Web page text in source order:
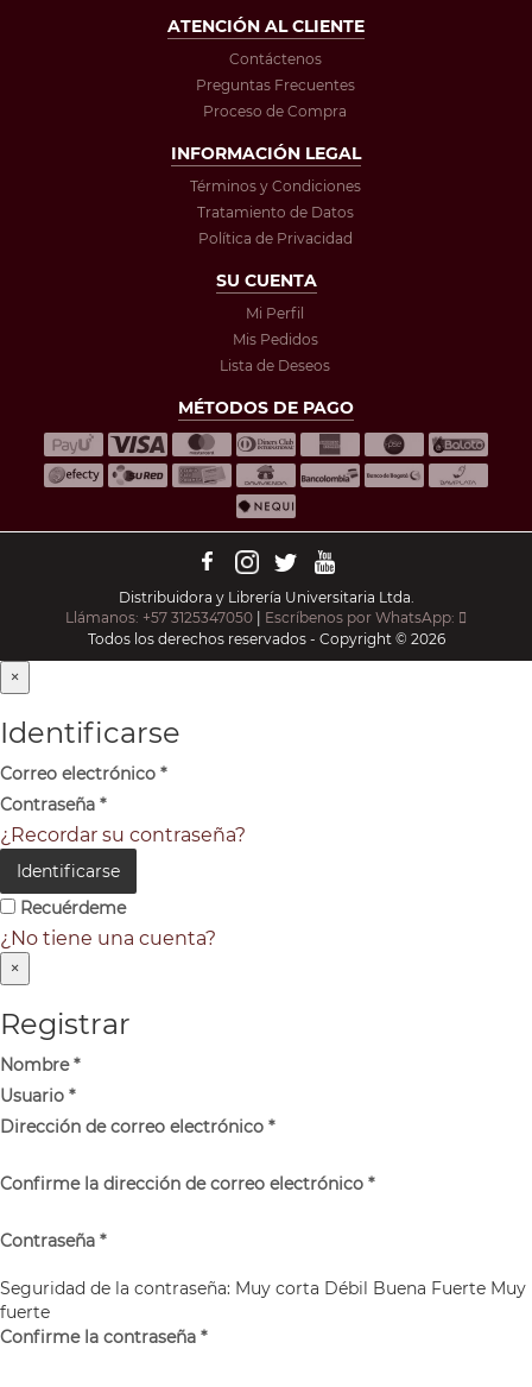
ATENCIÓN AL CLIENTE
Contáctenos
Preguntas Frecuentes
Proceso de Compra
INFORMACIÓN LEGAL
Términos y Condiciones
Tratamiento de Datos
Política de Privacidad
SU CUENTA
Mi Perfil
Mis Pedidos
Lista de Deseos
MÉTODOS DE PAGO
Distribuidora y Librería Universitaria Ltda.
Llámanos: +57 3125347050 | Escríbenos por WhatsApp:
Todos los derechos reservados - Copyright © 2026
×
Identificarse
Correo electrónico *
Contraseña *
¿Recordar su contraseña?
Identificarse
Recuérdeme
¿No tiene una cuenta?
×
Registrar
Nombre*
Usuario *
Dirección de correo electrónico *
Confirme la dirección de correo electrónico *
Contraseña *
Seguridad de la contraseña: Muy corta Débil Buena Fuerte Muy
fuerte
Confirme la contraseña *